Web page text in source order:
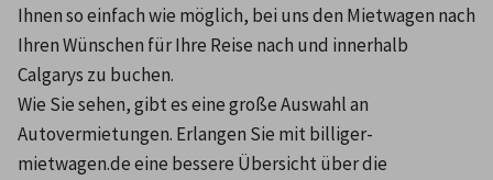
Ihnen so einfach wie möglich, bei uns den Mietwagen nach
Ihren Wünschen für Ihre Reise nach und innerhalb
Calgarys zu buchen.
Wie Sie sehen, gibt es eine große Auswahl an
Autovermietungen. Erlangen Sie mit billiger-
mietwagen.de eine bessere Übersicht über die